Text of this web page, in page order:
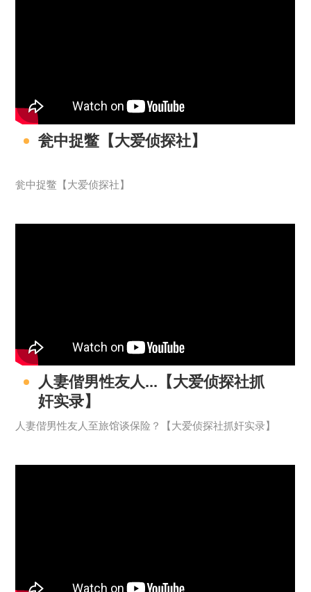
瓮中捉鳖【大爱侦探社】
瓮中捉鳖【大爱侦探社】
人妻偕男性友人...【大爱侦探社抓
奸实录】
人妻偕男性友人至旅馆谈保险？【大爱侦探社抓奸实录】